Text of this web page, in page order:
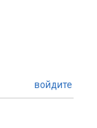
войдите